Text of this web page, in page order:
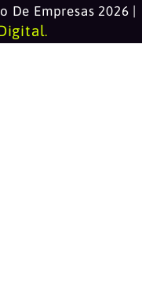
De Empresas 2026 |
.